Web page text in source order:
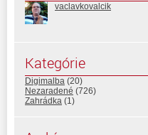
vaclavkovalcik
Kategórie
Digimalba (20)
Nezaradené (726)
Zahrádka (1)